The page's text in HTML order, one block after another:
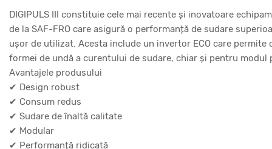
DIGIPULS III constituie cele mai recente și inovatoare
de la SAF-FRO care asigură o performanță de sudare
ușor de utilizat. Acesta include un invertor ECO care
formei de undă a curentului de sudare, chiar și pentru modul
Avantajele produsului
✔ Design robust
✔ Consum redus
✔ Sudare de înaltă calitate
✔ Modular
✔ Performanță ridicată